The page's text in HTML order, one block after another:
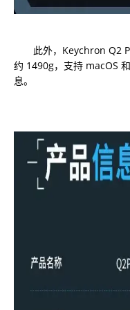
此外，Keychron Q2
约 1490g，支持 macOS
息。